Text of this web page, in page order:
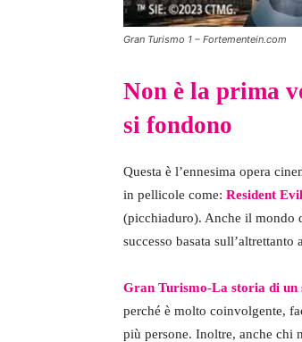
Gran Turismo 1 – Fortementein.com
Non è la prima
si fondono
Questa è l’ennesima opera
in pellicole come: Resident Evil
(picchiaduro). Anche il mondo
successo basata sull’altrettanto
Gran Turismo-La storia di un
perché è molto coinvolgente,
più persone. Inoltre, anche chi